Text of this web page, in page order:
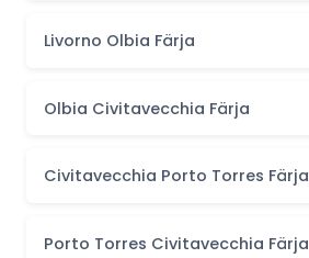
Livorno Olbia Färja
Olbia Civitavecchia Färja
Civitavecchia Porto Torres Färja
Porto Torres Civitavecchia Färja